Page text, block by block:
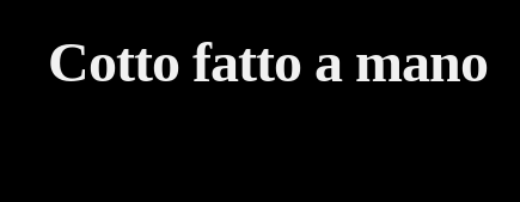
Cotto fatto a mano